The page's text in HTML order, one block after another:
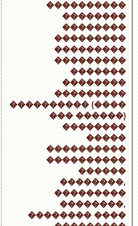
����������
��������
��������
���������
���������
���������
�������
��������
���������
���������� (����
��� ������)
��������
�����
����������
����������
������
��������,
���������
��������,
�������� ����